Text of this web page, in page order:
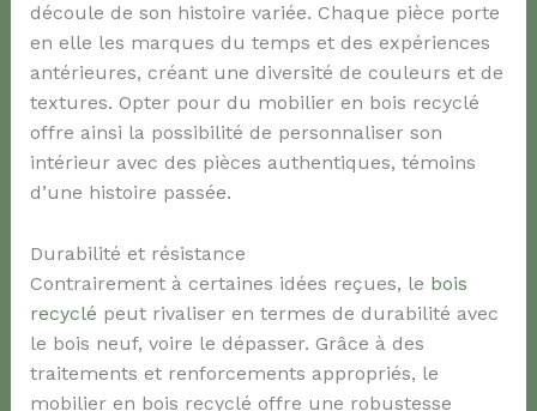
découle de son histoire variée. Chaque pièce porte
en elle les marques du temps et des expériences
antérieures, créant une diversité de couleurs et de
textures. Opter pour du mobilier en bois recyclé
offre ainsi la possibilité de personnaliser son
intérieur avec des pièces authentiques, témoins
d’une histoire passée.
Durabilité et résistance
Contrairement à certaines idées reçues, le bois
recyclé peut rivaliser en termes de durabilité avec
le bois neuf, voire le dépasser. Grâce à des
traitements et renforcements appropriés, le
mobilier en bois recyclé offre une robustesse